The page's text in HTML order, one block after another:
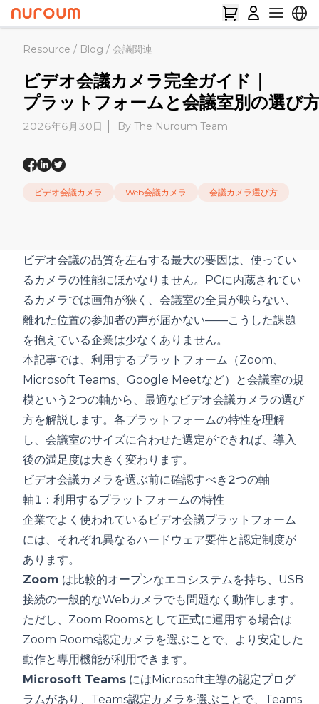
Resource / Blog / 会議関連
ビデオ会議カメラ完全ガイド｜
プラットフォームと会議室別の選び
2026年6月30日 By The Nuroum Team
ビデオ会議カメラ Web会議カメラ 会議カメラ選び方
ビデオ会議の品質を左右する最大の要因は、使ってい
るカメラの性能にほかなりません。PCに内蔵されてい
るカメラでは画角が狭く、会議室の全員が映らない、
離れた位置の参加者の声が届かない——こうした課題
を抱えている企業は少なくありません。
本記事では、利用するプラットフォーム（Zoom、
Microsoft Teams、Google Meetなど）と会議室の規
模という2つの軸から、最適なビデオ会議カメラの選び
方を解説します。各プラットフォームの特性を理解
し、会議室のサイズに合わせた選定ができれば、導入
後の満足度は大きく変わります。
ビデオ会議カメラを選ぶ前に確認すべき2つの軸
軸1：利用するプラットフォームの特性
企業でよく使われているビデオ会議プラットフォーム
には、それぞれ異なるハードウェア要件と認定制度が
あります。
Zoom は比較的オープンなエコシステムを持ち、USB
接続の一般的なWebカメラでも問題なく動作します。
ただし、Zoom Roomsとして正式に運用する場合は
Zoom Rooms認定カメラ を選ぶことで、より安定した
動作と専用機能が利用できます。
Microsoft Teams にはMicrosoft主導の認定プログ
ラムがあり、 Teams認定カメラ を選ぶことで、Teams